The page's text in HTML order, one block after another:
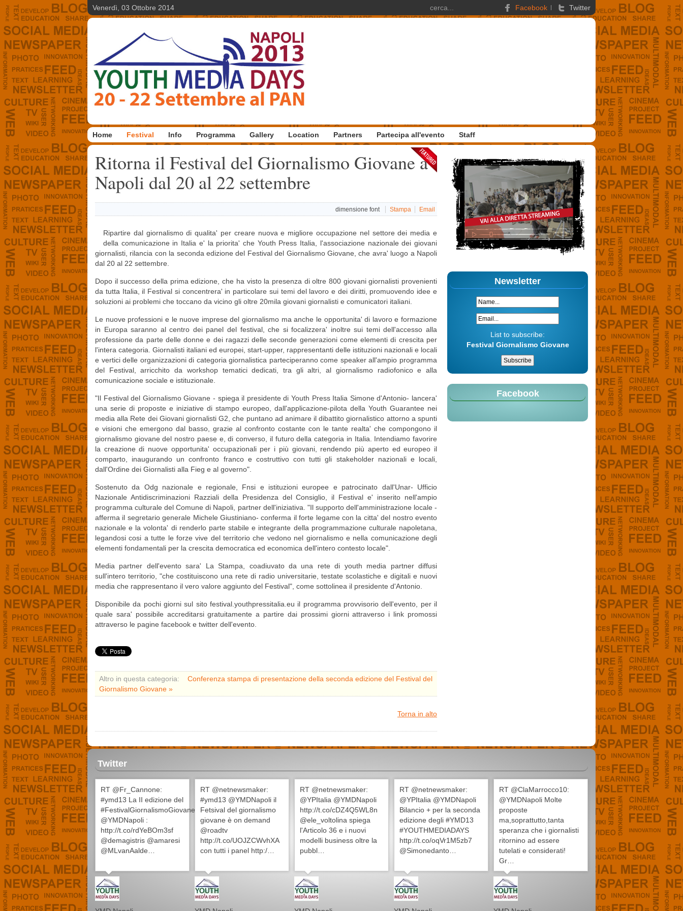
Venerdì, 03 Ottobre 2014 Facebook Twitter
Home Festival Info Programma Gallery Location Partners Partecipa all'evento Staff
Ritorna il Festival del Giornalismo Giovane a
Napoli dal 20 al 22 settembre
dimensione font Stampa Email
Ripartire dal giornalismo di qualita' per creare nuova e migliore occupazione nel settore dei media e
della comunicazione in Italia e' la priorita' che Youth Press Italia, l'associazione nazionale dei giovani
giornalisti, rilancia con la seconda edizione del Festival del Giornalismo Giovane, che avra' luogo a Napoli
dal 20 al 22 settembre.
Dopo il successo della prima edizione, che ha visto la presenza di oltre 800 giovani giornalisti provenienti
da tutta Italia, il Festival si concentrera' in particolare sui temi del lavoro e dei diritti, promuovendo idee e
soluzioni ai problemi che toccano da vicino gli oltre 20mila giovani giornalisti e comunicatori italiani.
Le nuove professioni e le nuove imprese del giornalismo ma anche le opportunita' di lavoro e formazione
in Europa saranno al centro dei panel del festival, che si focalizzera' inoltre sui temi dell'accesso alla
professione da parte delle donne e dei ragazzi delle seconde generazioni come elementi di crescita per
l'intera categoria. Giornalisti italiani ed europei, start-upper, rappresentanti delle istituzioni nazionali e locali
e vertici delle organizzazioni di categoria giornalistica parteciperanno come speaker all'ampio programma
del Festival, arricchito da workshop tematici dedicati, tra gli altri, al giornalismo radiofonico e alla
comunicazione sociale e istituzionale.
"Il Festival del Giornalismo Giovane - spiega il presidente di Youth Press Italia Simone d'Antonio- lancera'
una serie di proposte e iniziative di stampo europeo, dall'applicazione-pilota della Youth Guarantee nei
media alla Rete dei Giovani giornalisti G2, che puntano ad animare il dibattito giornalistico attorno a spunti
e visioni che emergono dal basso, grazie al confronto costante con le tante realta' che compongono il
giornalismo giovane del nostro paese e, di converso, il futuro della categoria in Italia. Intendiamo favorire
la creazione di nuove opportunita' occupazionali per i più giovani, rendendo più aperto ed europeo il
comparto, inaugurando un confronto franco e costruttivo con tutti gli stakeholder nazionali e locali,
dall'Ordine dei Giornalisti alla Fieg e al governo".
Sostenuto da Odg nazionale e regionale, Fnsi e istituzioni europee e patrocinato dall'Unar- Ufficio
Nazionale Antidiscriminazioni Razziali della Presidenza del Consiglio, il Festival e' inserito nell'ampio
programma culturale del Comune di Napoli, partner dell'iniziativa. "Il supporto dell'amministrazione locale -
afferma il segretario generale Michele Giustiniano- conferma il forte legame con la citta' del nostro evento
nazionale e la volonta' di renderlo parte stabile e integrante della programmazione culturale napoletana,
legandosi cosi a tutte le forze vive del territorio che vedono nel giornalismo e nella comunicazione degli
elementi fondamentali per la crescita democratica ed economica dell'intero contesto locale".
Media partner dell'evento sara' La Stampa, coadiuvato da una rete di youth media partner diffusi
sull'intero territorio, "che costituiscono una rete di radio universitarie, testate scolastiche e digitali e nuovi
media che rappresentano il vero valore aggiunto del Festival", come sottolinea il presidente d'Antonio.
Disponibile da pochi giorni sul sito festival.youthpressitalia.eu il programma provvisorio dell'evento, per il
quale sara' possibile accreditarsi gratuitamente a partire dai prossimi giorni attraverso i link promossi
attraverso le pagine facebook e twitter dell'evento.
Altro in questa categoria:
Conferenza stampa di presentazione della seconda edizione del Festival del
Giornalismo Giovane »
Torna in alto
Newsletter
List to subscribe:
Festival Giornalismo Giovane
Facebook
Twitter
RT @Fr_Cannone:
#ymd13 La II edizione del
#FestivalGiornalismoGiovane
@YMDNapoli :
http://t.co/rdYeBOm3sf
@demagistris @amaresi
@MLvanAalde…
RT @netnewsmaker:
#ymd13 @YMDNapoli il
Fetsival del giornalismo
giovane è on demand
@roadtv
http://t.co/UOJZCWvhXA
con tutti i panel http:/…
RT @netnewsmaker:
@YPItalia @YMDNapoli
http://t.co/cDZ4Q5WL8n
@ele_voltolina spiega
l'Articolo 36 e i nuovi
modelli business oltre la
pubbl…
RT @netnewsmaker:
@YPItalia @YMDNapoli
Bilancio + per la seconda
edizione degli #YMD13
#YOUTHMEDIADAYS
http://t.co/oqVr1M5zb7
@Simonedanto…
RT @ClaMarrocco10:
@YMDNapoli Molte
proposte
ma,soprattutto,tanta
speranza che i giornalisti
ritornino ad essere
tutelati e considerati!
Gr…